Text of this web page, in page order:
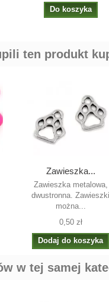
Do koszyka
ten produkt
Zawieszka...
Zawieszka metalowa,
dwustronna. Zawieszki
można...
0,50 zł
Dodaj do koszyka
w tej samej